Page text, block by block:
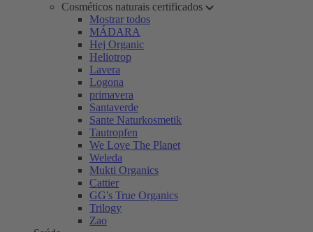
Cosméticos naturais certificados
Mostrar todos
MÁDARA
Hej Organic
Heliotrop
Lavera
Logona
primavera
Santaverde
Sante Naturkosmetik
Tautropfen
We Love The Planet
Weleda
Mukti Organics
Cattier
GG's True Organics
Trilogy
Zao